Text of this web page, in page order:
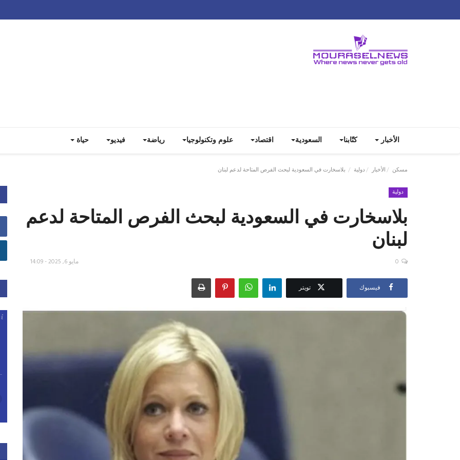
الأخبار كتّابنا السعودية اقتصاد علوم وتكنولوجيا رياضة فيديو حياة
مسكن الأخبار دولية بلاسخارت في السعودية لبحث الفرص المتاحة لدعم لبنان
دولية
بلاسخارت في السعودية لبحث الفرص المتاحة لدعم
لبنان
مايو 6, 2025 - 14:09 0
فيسبوك تويتر